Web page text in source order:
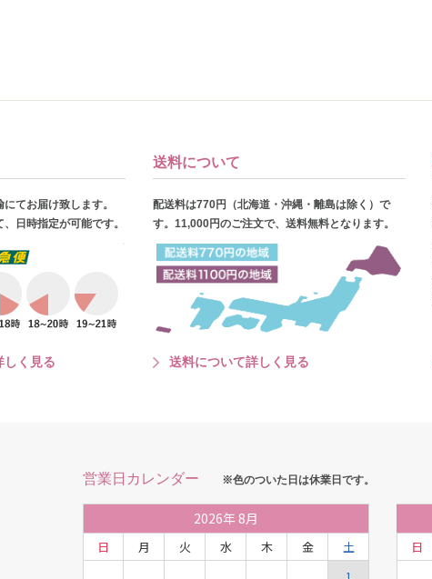
てお届け致します。
日時指定が可能です。
しく見る
送料について
配送料は770円（北海道・沖縄・離島は除く）で
す。11,000円のご注文で、送料無料となります。
送料について詳しく見る
営業日カレンダー ※色のついた日は休業日です。
2026年 8月
日 月 火 水 木 金
土
日